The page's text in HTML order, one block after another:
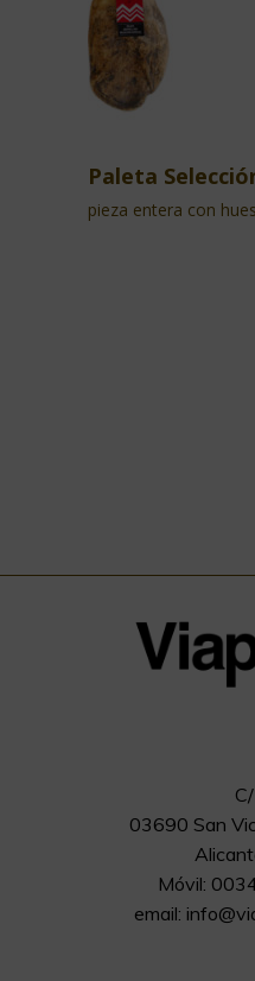
Paleta
pieza entera con
03690 San
Móvil:
email: